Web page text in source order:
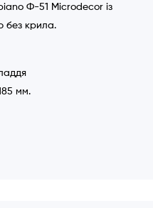
Ф-51 Microdecor із
без крила.
мм.